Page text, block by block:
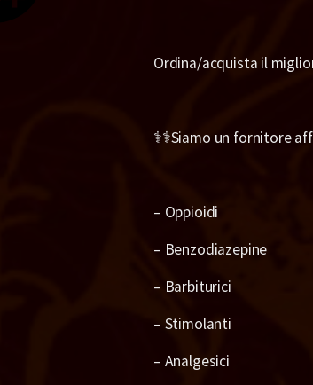
Ordina/acquista il
⚕️⚕️Siamo un fornitore
– Oppioidi
– Benzodiazepine
– Barbiturici
– Stimolanti
– Analgesici